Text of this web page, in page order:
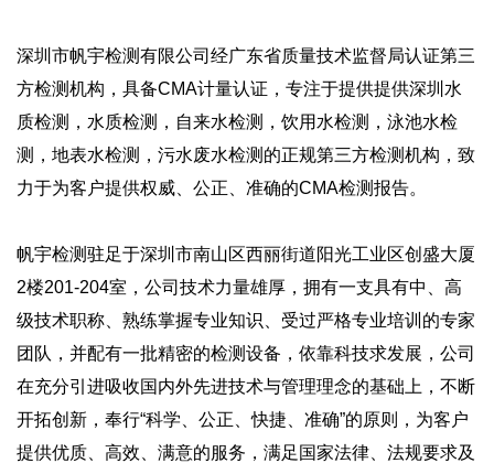
深圳市帆宇检测有限公司经广东省质量技术监督局认证第三
方检测机构，具备CMA计量认证，专注于提供提供深圳水
质检测，水质检测，自来水检测，饮用水检测，泳池水检
测，地表水检测，污水废水检测的正规第三方检测机构，致
力于为客户提供权威、公正、准确的CMA检测报告。
帆宇检测驻足于深圳市南山区西丽街道阳光工业区创盛大厦
2楼201-204室，公司技术力量雄厚，拥有一支具有中、高
级技术职称、熟练掌握专业知识、受过严格专业培训的专家
团队，并配有一批精密的检测设备，依靠科技求发展，公司
在充分引进吸收国内外先进技术与管理理念的基础上，不断
开拓创新，奉行“科学、公正、快捷、准确”的原则，为客户
提供优质、高效、满意的服务，满足国家法律、法规要求及